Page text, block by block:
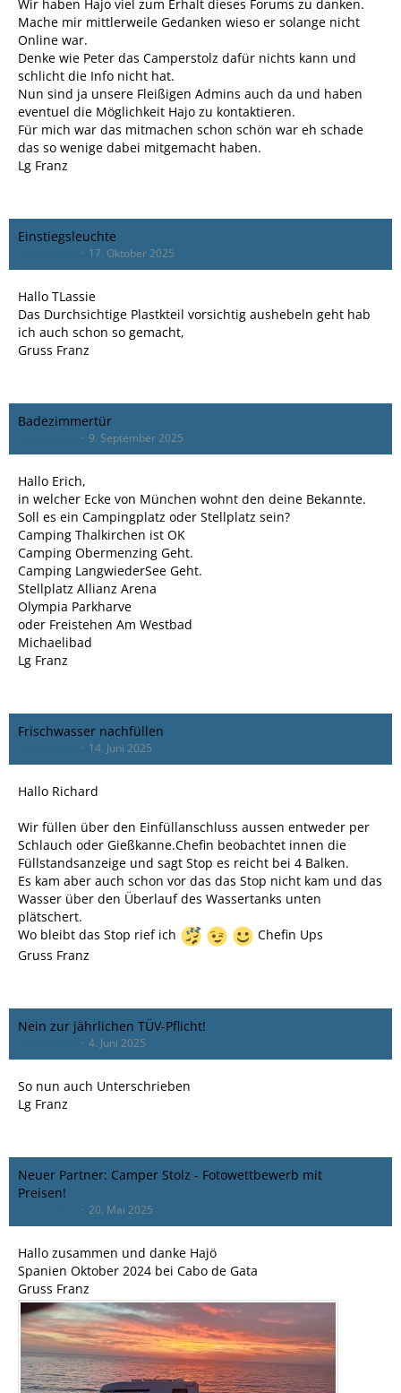
Wir haben Hajo viel zum Erhalt dieses Forums zu danken.
Mache mir mittlerweile Gedanken wieso er solange nicht
Online war.
Denke wie Peter das Camperstolz dafür nichts kann und
schlicht die Info nicht hat.
Nun sind ja unsere Fleißigen Admins auch da und haben
eventuel die Möglichkeit Hajo zu kontaktieren.
Für mich war das mitmachen schon schön war eh schade
das so wenige dabei mitgemacht haben.
Lg Franz
Einstiegsleuchte
17. Oktober 2025
Hallo TLassie
Das Durchsichtige Plastkteil vorsichtig aushebeln geht hab
ich auch schon so gemacht,
Gruss Franz
Badezimmertür
9. September 2025
Hallo Erich,
in welcher Ecke von München wohnt den deine Bekannte.
Soll es ein Campingplatz oder Stellplatz sein?
Camping Thalkirchen ist OK
Camping Obermenzing Geht.
Camping LangwiederSee Geht.
Stellplatz Allianz Arena
Olympia Parkharve
oder Freistehen Am Westbad
Michaelibad
Lg Franz
Frischwasser nachfüllen
14. Juni 2025
Hallo Richard
Wir füllen über den Einfüllanschluss aussen entweder per
Schlauch oder Gießkanne.Chefin beobachtet innen die
Füllstandsanzeige und sagt Stop es reicht bei 4 Balken.
Es kam aber auch schon vor das das Stop nicht kam und das
Wasser über den Überlauf des Wassertanks unten
plätschert.
Wo bleibt das Stop rief ich
Chefin Ups
Gruss Franz
Nein zur jährlichen TÜV-Pflicht!
4. Juni 2025
So nun auch Unterschrieben
Lg Franz
Neuer Partner: Camper Stolz - Fotowettbewerb mit
Preisen!
20. Mai 2025
Hallo zusammen und danke Hajö
Spanien Oktober 2024 bei Cabo de Gata
Gruss Franz